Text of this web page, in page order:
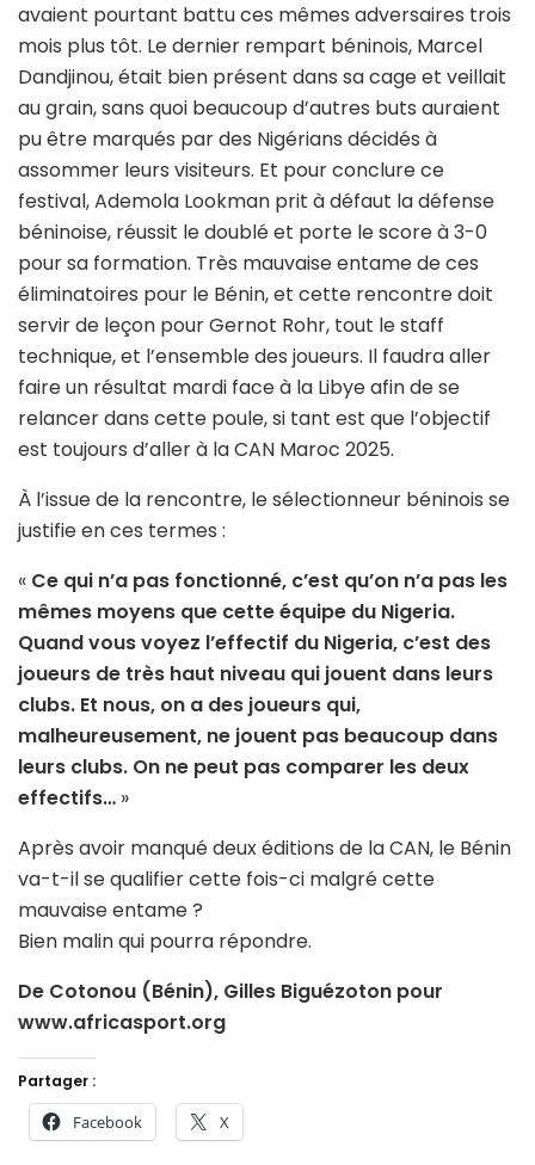
avaient pourtant battu ces mêmes adversaires trois
mois plus tôt. Le dernier rempart béninois, Marcel
Dandjinou, était bien présent dans sa cage et veillait
au grain, sans quoi beaucoup d’autres buts auraient
pu être marqués par des Nigérians décidés à
assommer leurs visiteurs. Et pour conclure ce
festival, Ademola Lookman prit à défaut la défense
béninoise, réussit le doublé et porte le score à 3-0
pour sa formation. Très mauvaise entame de ces
éliminatoires pour le Bénin, et cette rencontre doit
servir de leçon pour Gernot Rohr, tout le staff
technique, et l’ensemble des joueurs. Il faudra aller
faire un résultat mardi face à la Libye afin de se
relancer dans cette poule, si tant est que l’objectif
est toujours d’aller à la CAN Maroc 2025.
À l’issue de la rencontre, le sélectionneur béninois se
justifie en ces termes :
« Ce qui n’a pas fonctionné, c’est qu’on n’a pas les
mêmes moyens que cette équipe du Nigeria.
Quand vous voyez l’effectif du Nigeria, c’est des
joueurs de très haut niveau qui jouent dans leurs
clubs. Et nous, on a des joueurs qui,
malheureusement, ne jouent pas beaucoup dans
leurs clubs. On ne peut pas comparer les deux
effectifs… »
Après avoir manqué deux éditions de la CAN, le Bénin
va-t-il se qualifier cette fois-ci malgré cette
mauvaise entame ?
Bien malin qui pourra répondre.
De Cotonou (Bénin), Gilles Biguézoton pour
www.africasport.org
Partager :
Facebook X